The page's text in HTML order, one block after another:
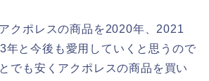
クポレスの商品を2020年、2021
年と今後も愛用していくと思うので
でも安くアクポレスの商品を買い